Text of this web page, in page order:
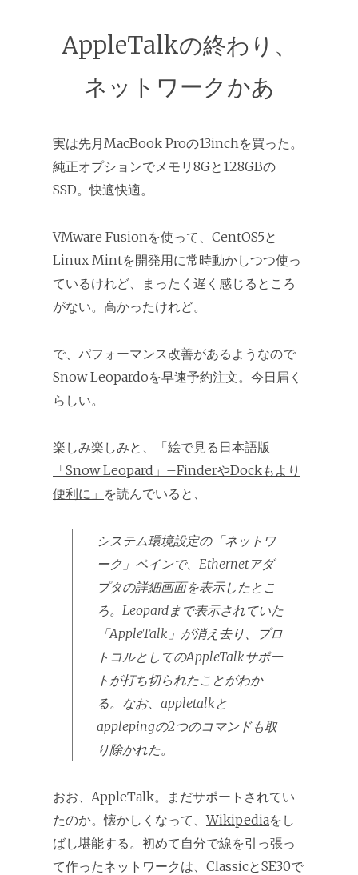
AppleTalkの終わり、
ネットワークかあ
実は先月MacBook Proの13inchを買った。
純正オプションでメモリ8Gと128GBの
SSD。快適快適。
VMware Fusionを使って、CentOS5と
Linux Mintを開発用に常時動かしつつ使っ
ているけれど、まったく遅く感じるところ
がない。高かったけれど。
で、パフォーマンス改善があるようなので
Snow Leopardoを早速予約注文。今日届く
らしい。
楽しみ楽しみと、
「絵で見る日本語版
「Snow Leopard」–FinderやDockもより
便利に」 を読んでいると、
システム環境設定の「ネットワ
ーク」ペインで、Ethernetアダ
プタの詳細画面を表示したとこ
ろ。Leopardまで表示されていた
「AppleTalk」が消え去り、プロ
トコルとしてのAppleTalkサポー
トが打ち切られたことがわか
る。なお、appletalkと
applepingの2つのコマンドも取
り除かれた。
おお、AppleTalk。まだサポートされてい
たのか。懐かしくなって、Wikipediaをし
ばし堪能する。初めて自分で線を引っ張っ
て作ったネットワークは、ClassicとSE30で